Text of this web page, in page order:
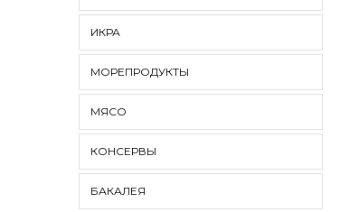
ИКРА
МОРЕПРОДУКТЫ
МЯСО
КОНСЕРВЫ
БАКАЛЕЯ